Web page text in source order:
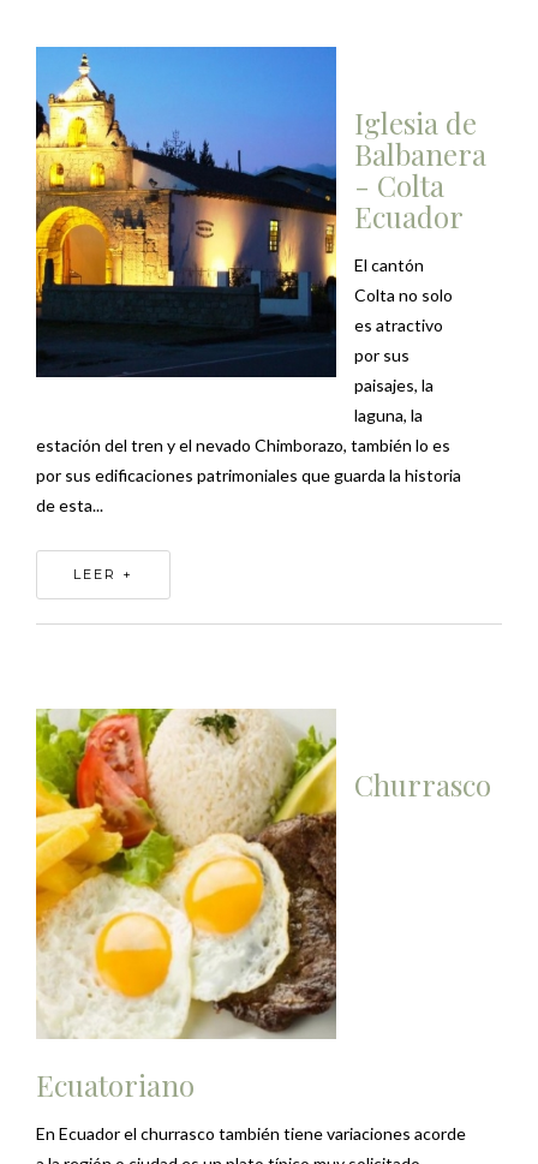
Iglesia de
Balbanera
- Colta
Ecuador
El cantón
Colta no solo
es atractivo
por sus
paisajes, la
laguna, la
estación del tren y el nevado Chimborazo, también lo es
por sus edificaciones patrimoniales que guarda la historia
de esta...
LEER +
Churrasco
Ecuatoriano
En Ecuador el churrasco también tiene variaciones acorde